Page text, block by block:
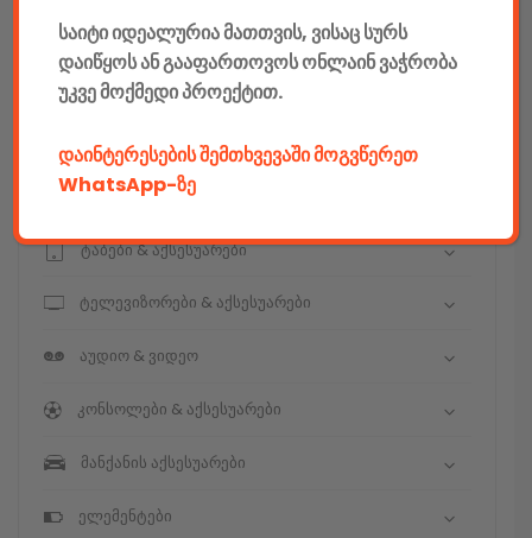
კომპიუტერები & აქსესუარები
ტელეფონები & აქსესუარები
კამერები & აქსესუარები
ნოუთბუქები & აქსესუარები
ტაბები & აქსესუარები
ტელევიზორები & აქსესუარები
აუდიო & ვიდეო
კონსოლები & აქსესუარები
მანქანის აქსესუარები
ელემენტები
საიტი იდეალურია მათთვის, ვისაც სურს
დაიწყოს ან გააფართოვოს ონლაინ ვაჭრობა
უკვე მოქმედი პროექტით.
დაინტერესების შემთხვევაში მოგვწერეთ
WhatsApp-ზე